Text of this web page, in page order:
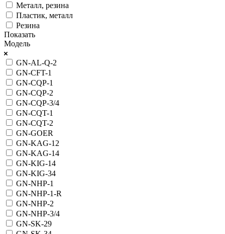
Металл, резина
Пластик, металл
Резина
Показать
Модель
GN-AL-Q-2
GN-CFT-1
GN-CQP-1
GN-CQP-2
GN-CQP-3/4
GN-CQT-1
GN-CQT-2
GN-GOER
GN-KAG-12
GN-KAG-14
GN-KIG-14
GN-KIG-34
GN-NHP-1
GN-NHP-1-R
GN-NHP-2
GN-NHP-3/4
GN-SK-29